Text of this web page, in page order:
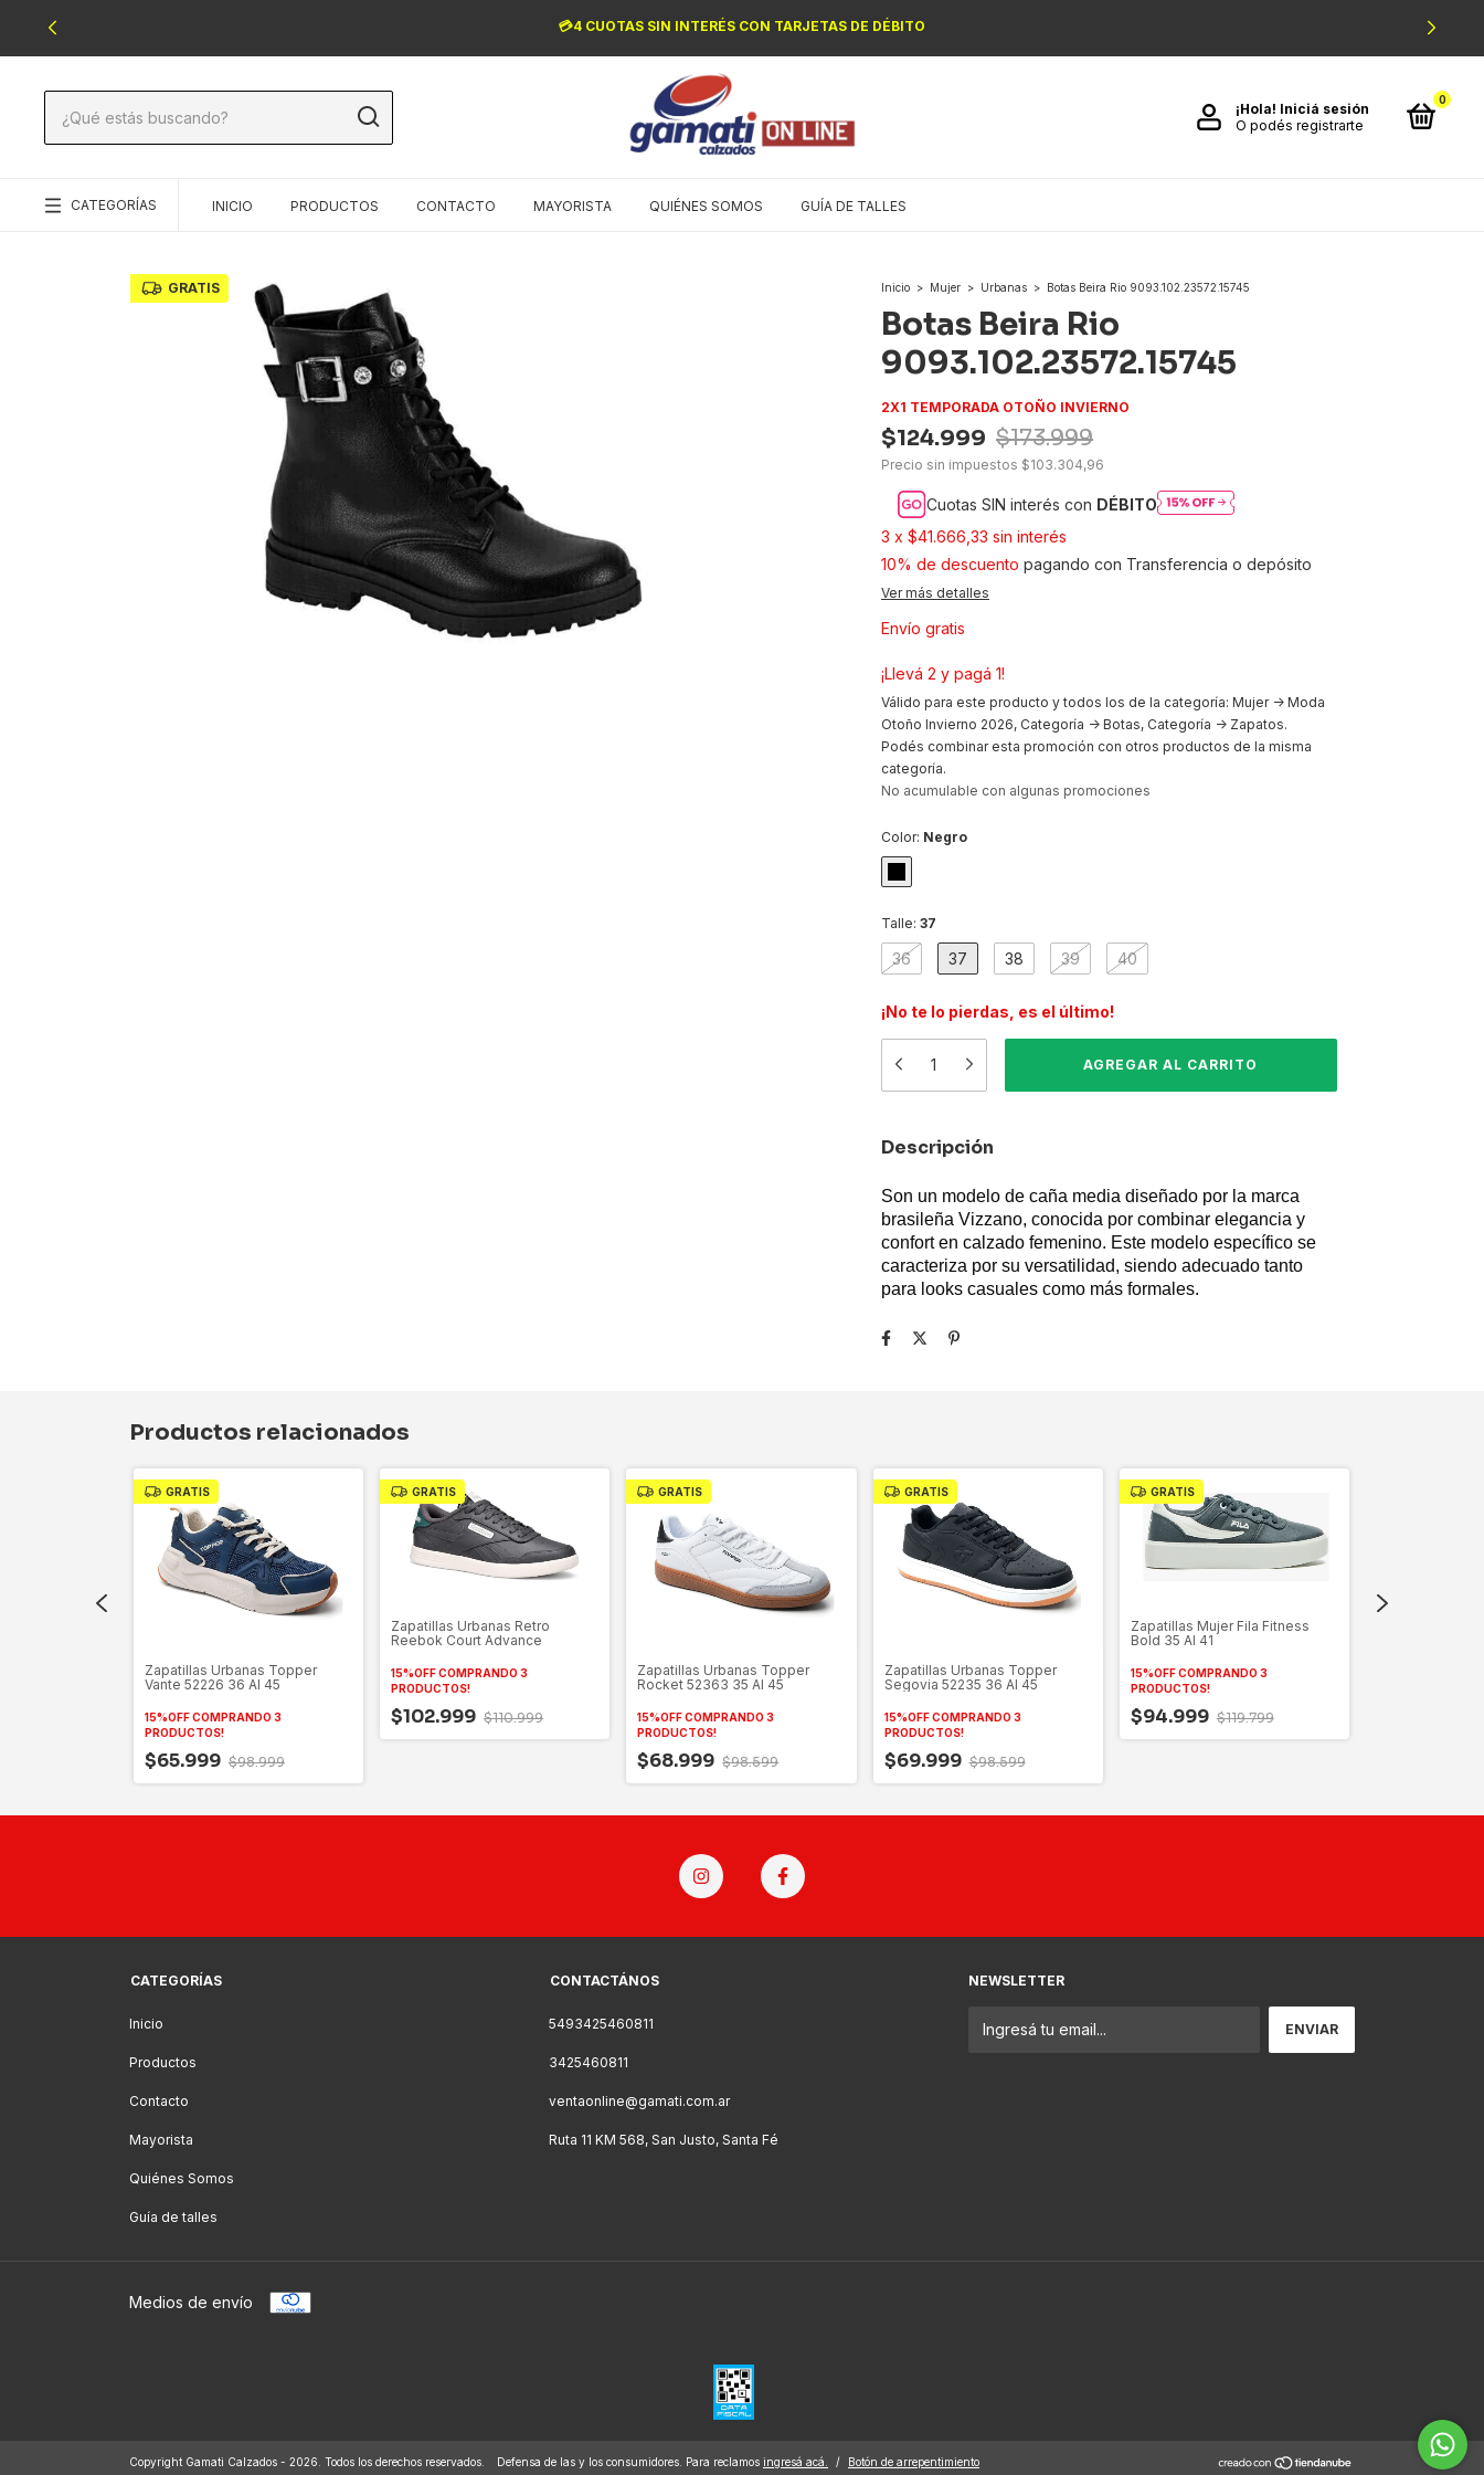
💳4 CUOTAS SIN INTERÉS CON TARJETAS DE DÉBITO
¡Hola! Iniciá sesión
O podés registrarte
0
CATEGORÍAS INICIO PRODUCTOS CONTACTO MAYORISTA QUIÉNES SOMOS GUÍA DE TALLES
GRATIS Inicio > Mujer > Urbanas > Botas Beira Rio 9093.102.23572.15745
Botas Beira Rio
9093.102.23572.15745
2X1 TEMPORADA OTOÑO INVIERNO
$124.999 $173.999
Precio sin impuestos $103.304,96
Cuotas SIN interés con DÉBITO
3 x $41.666,33 sin interés
10% de descuento pagando con Transferencia o depósito
Ver más detalles
Envío gratis
¡Llevá 2 y pagá 1!
Válido para este producto y todos los de la categoría: Mujer -> Moda
Otoño Invierno 2026, Categoría -> Botas, Categoría -> Zapatos.
Podés combinar esta promoción con otros productos de la misma
categoría.
No acumulable con algunas promociones
Color: Negro
Talle: 37
36 37 38 39 40
¡No te lo pierdas, es el último!
Descripción
Son un modelo de caña media diseñado por la marca
brasileña Vizzano, conocida por combinar elegancia y
confort en calzado femenino. Este modelo específico se
caracteriza por su versatilidad, siendo adecuado tanto
para looks casuales como más formales.
Productos relacionados
GRATIS
Zapatillas Urbanas Topper
Vante 52226 36 Al 45
15%OFF COMPRANDO 3
PRODUCTOS!
$65.999 $98.999
GRATIS
Zapatillas Urbanas Retro
Reebok Court Advance
15%OFF COMPRANDO 3
PRODUCTOS!
$102.999 $110.999
GRATIS
Zapatillas Urbanas Topper
Rocket 52363 35 Al 45
15%OFF COMPRANDO 3
PRODUCTOS!
$68.999 $98.599
GRATIS
Zapatillas Urbanas Topper
Segovia 52235 36 Al 45
15%OFF COMPRANDO 3
PRODUCTOS!
$69.999 $98.599
GRATIS
Zapatillas Mujer Fila Fitness
Bold 35 Al 41
15%OFF COMPRANDO 3
PRODUCTOS!
$94.999 $119.799
CATEGORÍAS
Inicio
Productos
Contacto
Mayorista
Quiénes Somos
Guía de talles
CONTACTÁNOS
5493425460811
3425460811
ventaonline@gamati.com.ar
Ruta 11 KM 568, San Justo, Santa Fé
NEWSLETTER
Medios de envío
Copyright Gamati Calzados - 2026. Todos los derechos reservados. Defensa de las y los consumidores. Para reclamos ingresá acá. / Botón de arrepentimiento